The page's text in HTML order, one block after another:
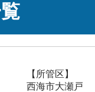
【所管区】
西海市大瀬戸